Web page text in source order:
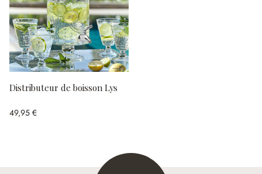
Distributeur de boisson Lys
49,95 €